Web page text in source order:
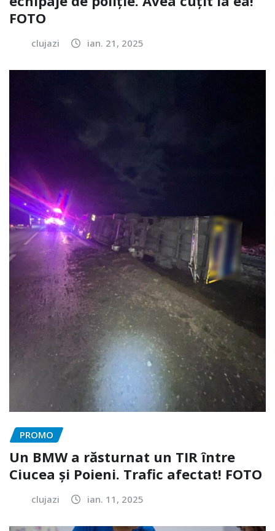
FOTO
clujazi ian. 21, 2025
PROMO
Un BMW a răsturnat un TIR între
Ciucea și Poieni. Trafic afectat! FOTO
clujazi ian. 11, 2025